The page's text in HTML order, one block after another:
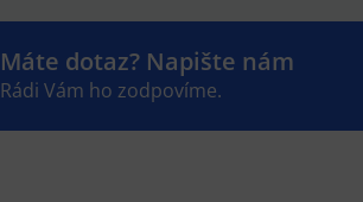
Máte dotaz? Napište nám
Rádi Vám ho zodpovíme.